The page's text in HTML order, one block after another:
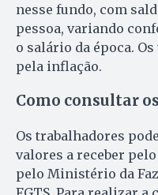
nesse fundo, com
pessoa, variando
o salário da época.
pela inflação.
Como consultar
Os trabalhadores
valores a receber
pelo Ministério da